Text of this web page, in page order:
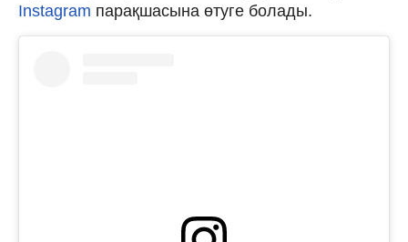
Instagram парақшасына өтуге болады.